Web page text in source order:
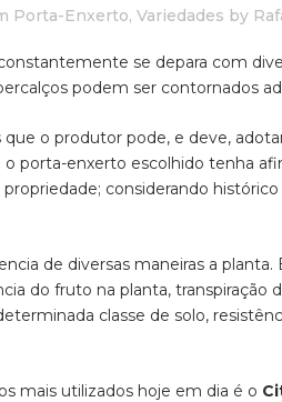
Porta-Enxerto, Variedades by
se depara com
podem ser contornados
que o produtor pode, e deve,
o porta-enxerto escolhido tenha
considerando
de diversas maneiras a
do fruto na planta, transpiração
classe de solo,
mais utilizados hoje em dia é o